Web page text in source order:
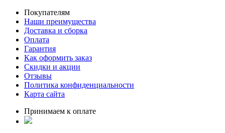
Покупателям
Наши преимущества
Доставка и сборка
Оплата
Гарантия
Как оформить заказ
Скидки и акции
Отзывы
Политика конфиденциальности
Карта сайта
Принимаем к оплате